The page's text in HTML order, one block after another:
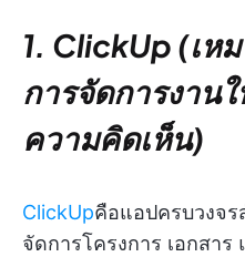
1. ClickUp (เห
การจัดการงาน
ความคิดเห็น)
ClickUpคือแอปครบวงจร
จัดการโครงการ เอกสา